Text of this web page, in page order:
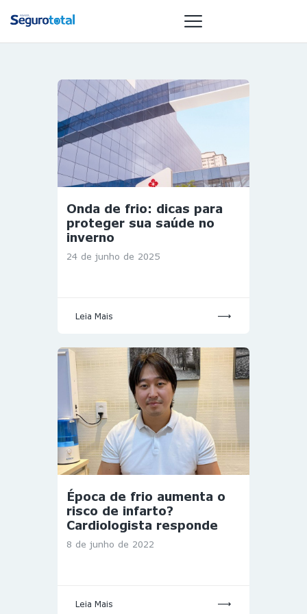
NOTÍCIAS
REVISTA
ESPECIAIS
GAIVOTA DE
OURO
MULHERES
GESTORAS
HOMEST
Onda de frio: dicas para
proteger sua saúde no
inverno
24 de junho de 2025
Leia Mais
Época de frio aumenta o
risco de infarto?
Cardiologista responde
8 de junho de 2022
Leia Mais